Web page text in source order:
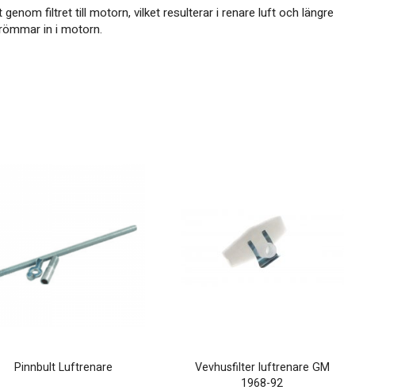
filtret till motorn, vilket resulterar i renare luft och längre
in i motorn.
Pinnbult Luftrenare
Vevhusfilter luftrenare GM
1968-92